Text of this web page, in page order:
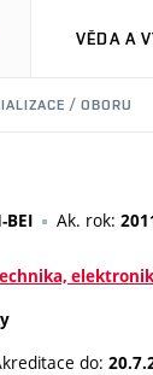
VĚDA A
/ OBORU
BEI Ak. rok:
do: